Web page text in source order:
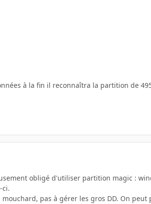
à la fin il reconnaîtra la partition de
obligé d'utiliser partition magic :
ci.
pas à gérer les gros DD. On peut